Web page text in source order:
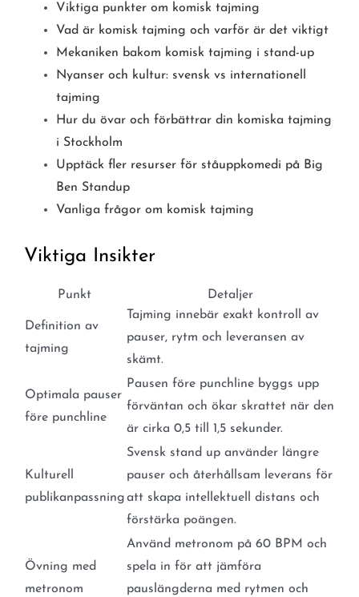
Viktiga punkter om komisk tajming
Vad är komisk tajming och varför är det viktigt
Mekaniken bakom komisk tajming i stand-up
Nyanser och kultur: svensk vs internationell
tajming
Hur du övar och förbättrar din komiska tajming
i Stockholm
Upptäck fler resurser för ståuppkomedi på Big
Ben Standup
Vanliga frågor om komisk tajming
Viktiga Insikter
Punkt Detaljer
Definition av
tajming
Tajming innebär exakt kontroll av
pauser, rytm och leveransen av
skämt.
Optimala pauser
före punchline
Pausen före punchline byggs upp
förväntan och ökar skrattet när den
är cirka 0,5 till 1,5 sekunder.
Kulturell
publikanpassning
Svensk stand up använder längre
pauser och återhållsam leverans för
att skapa intellektuell distans och
förstärka poängen.
Övning med
metronom
Använd metronom på 60 BPM och
spela in för att jämföra
pauslängderna med rytmen och